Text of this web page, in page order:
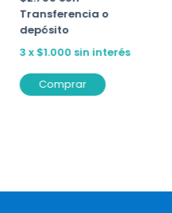
Transferencia o
depósito
3 x$1.000 sin interés